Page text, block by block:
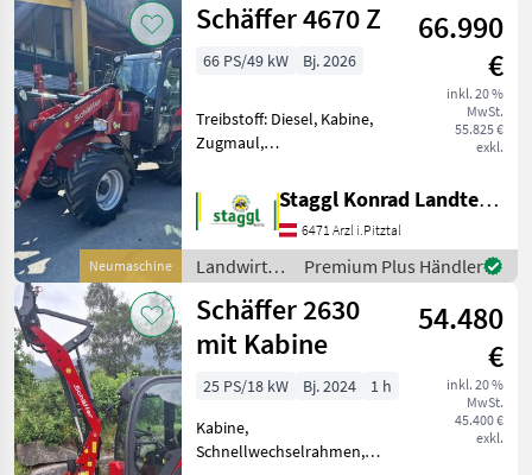
/ Schäffer
Neumaschine
Schäffer 4670 Z
66.990
€
inkl. 20 %
MwSt.
55.825 €
exkl.
66 PS/49 kW Bj. 2026
Treibstoff: Diesel, Kabine,
Zugmaul,
hydr. Geräteverriegelung
Schäffer 4670 Z Motor: 4-
Zylinder Kubota Motor 66
PS Fahrhydraulik:
hydrostatisch
Staggl Konrad Landtechnik Oberland
6471 Arzl i.Pitztal
Landwirtsch.
Motorfahrzeuge
/ Schäffer
Premium Plus Händler
Schäffer 2630
mit Kabine
54.480
€
inkl. 20 %
MwSt.
45.400 €
exkl.
25 PS/18 kW Bj. 2024
1 h
Kabine,
Schnellwechselrahmen,